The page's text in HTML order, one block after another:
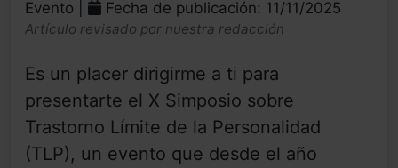
Evento | Fecha de publicación: 11/11/2025
Artículo revisado por nuestra redacción
Es un placer dirigirme a ti para
presentarte el X Simposio sobre
Trastorno Límite de la Personalidad
(TLP), un evento que desde el año